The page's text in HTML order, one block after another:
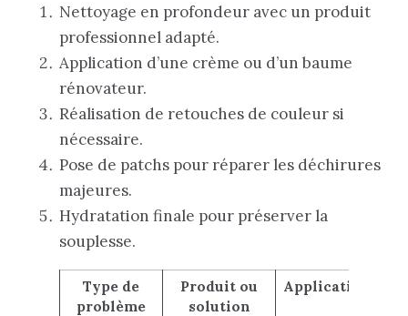
Nettoyage en profondeur avec un produit
professionnel adapté.
Application d’une crème ou d’un baume
rénovateur.
Réalisation de retouches de couleur si
nécessaire.
Pose de patchs pour réparer les déchirures
majeures.
Hydratation finale pour préserver la
souplesse.
Type de
problème
Produit ou
solution
Application